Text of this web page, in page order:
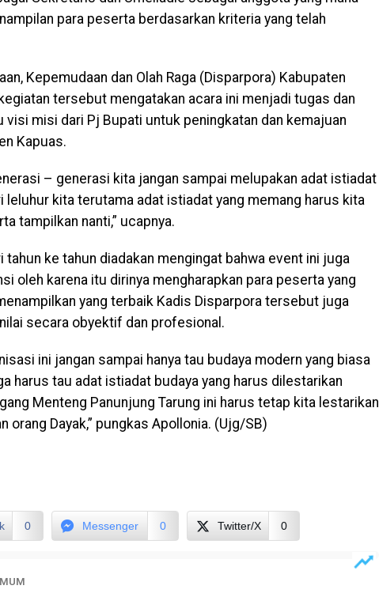
para peserta berdasarkan kriteria yang telah
Kepemudaan dan Olah Raga (Disparpora) Kabupaten
tersebut mengatakan acara ini menjadi tugas dan
visi misi dari Pj Bupati untuk peningkatan dan kemajuan
Kapuas.
– generasi kita jangan sampai melupakan adat istiadat
leluhur kita terutama adat istiadat yang memang harus kita
tampilkan nanti,” ucapnya.
ke tahun diadakan mengingat bahwa event ini juga
oleh karena itu dirinya mengharapkan para peserta yang
yang terbaik Kadis Disparpora tersebut juga
secara obyektif dan profesional.
ini jangan sampai hanya tau budaya modern yang biasa
harus tau adat istiadat budaya yang harus dilestarikan
Menteng Panunjung Tarung ini harus tetap kita lestarikan
orang Dayak,” pungkas Apollonia. (Ujg/SB)
0 Messenger 0 Twitter/X 0